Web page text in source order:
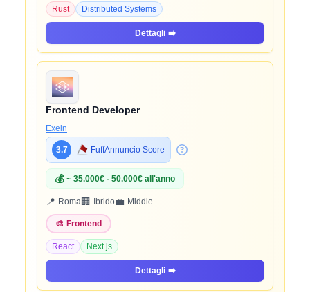
Rust Distributed Systems
Dettagli ➡️
Frontend Developer
Exein
3.7 FuffAnnuncio Score
💰 ~ 35.000€ - 50.000€ all'anno
📍 Roma🏢 Ibrido💼 Middle
🎨 Frontend
React Next.js
Dettagli ➡️